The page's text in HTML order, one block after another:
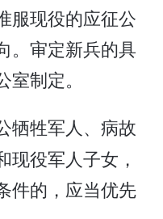
服现役的应征公
。审定新兵的具
制定。
牺牲军人、病故
现役军人子女，
件的，应当优先